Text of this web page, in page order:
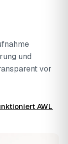
und
vor
AWL